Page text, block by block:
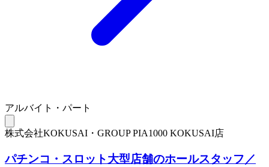
アルバイト・パート
株式会社KOKUSAI・GROUP PIA1000 KOKUSAI店
パチンコ・スロット大型店舗のホールスタッフ／